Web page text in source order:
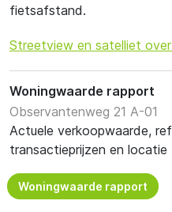
fietsafstand.
Streetview en satelliet
Woningwaarde rapport
Observantenweg 21 A-01
Actuele verkoopwaarde,
transactieprijzen en locatie
Woningwaarde rapport